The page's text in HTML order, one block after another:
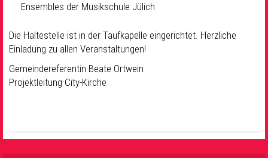
Ensembles der Musikschule Jülich
Die Haltestelle ist in der Taufkapelle eingerichtet. Herzliche
Einladung zu allen Veranstaltungen!
Gemeindereferentin Beate Ortwein
Projektleitung City-Kirche